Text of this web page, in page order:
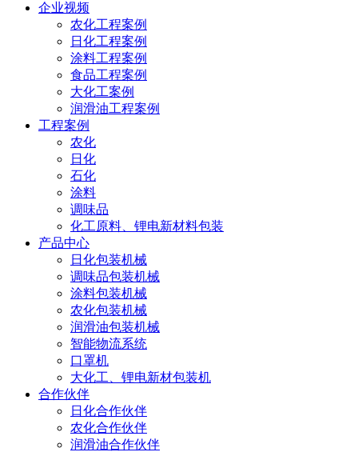
企业视频
农化工程案例
日化工程案例
涂料工程案例
食品工程案例
大化工案例
润滑油工程案例
工程案例
农化
日化
石化
涂料
调味品
化工原料、锂电新材料包装
产品中心
日化包装机械
调味品包装机械
涂料包装机械
农化包装机械
润滑油包装机械
智能物流系统
口罩机
大化工、锂电新材包装机
合作伙伴
日化合作伙伴
农化合作伙伴
润滑油合作伙伴